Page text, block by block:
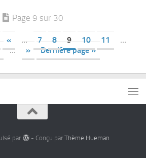
Page 9 sur 30
« … 7 8 9 10 11
…
… » Dernière page »
par - Conçu par Thème Hueman